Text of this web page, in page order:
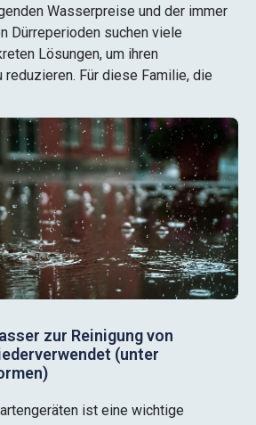
Wasserpreise und der immer
Dürreperioden suchen viele
Lösungen, um ihren
reduzieren. Für diese Familie, die
zur Reinigung von
(unter
ist eine wichtige